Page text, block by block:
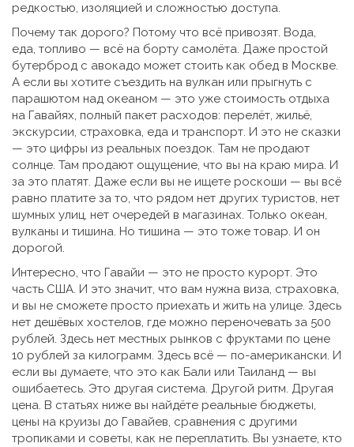
редкостью, изоляцией и сложностью доступа.
Почему так дорого? Потому что всё привозят. Вода,
еда, топливо — всё на борту самолёта. Даже простой
бутерброд с авокадо может стоить как обед в Москве.
А если вы хотите съездить на вулкан или прыгнуть с
парашютом над океаном — это уже стоимость отдыха
на Гавайях, полный пакет расходов: перелёт, жильё,
экскурсии, страховка, еда и транспорт. И это не сказки
— это цифры из реальных поездок. Там не продают
солнце. Там продают ощущение, что вы на краю мира. И
за это платят. Даже если вы не ищете роскоши — вы всё
равно платите за то, что рядом нет других туристов, нет
шумных улиц, нет очередей в магазинах. Только океан,
вулканы и тишина. Но тишина — это тоже товар. И он
дорогой.
Интересно, что Гавайи — это не просто курорт. Это
часть США. И это значит, что вам нужна виза, страховка,
и вы не сможете просто приехать и жить на улице. Здесь
нет дешёвых хостелов, где можно переночевать за 500
рублей. Здесь нет местных рынков с фруктами по цене
10 рублей за килограмм. Здесь всё — по-американски. И
если вы думаете, что это как Бали или Таиланд — вы
ошибаетесь. Это другая система. Другой ритм. Другая
цена. В статьях ниже вы найдёте реальные бюджеты,
цены на круизы до Гавайев, сравнения с другими
тропиками и советы, как не переплатить. Вы узнаете, кто